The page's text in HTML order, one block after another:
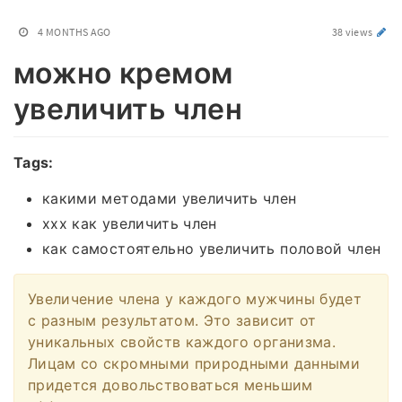
4 MONTHS AGO 38 views
можно кремом
увеличить член
Tags:
какими методами увеличить член
xxx как увеличить член
как самостоятельно увеличить половой член
Увеличение члена у каждого мужчины будет
с разным результатом. Это зависит от
уникальных свойств каждого организма.
Лицам со скромными природными данными
придется довольствоваться меньшим